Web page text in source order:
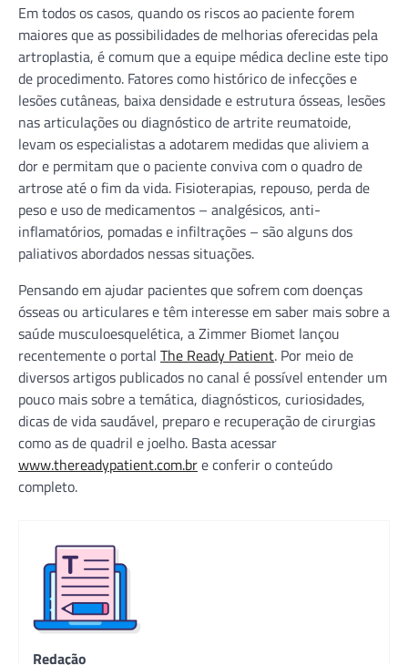
Em todos os casos, quando os riscos ao paciente forem
maiores que as possibilidades de melhorias oferecidas pela
artroplastia, é comum que a equipe médica decline este tipo
de procedimento. Fatores como histórico de infecções e
lesões cutâneas, baixa densidade e estrutura ósseas, lesões
nas articulações ou diagnóstico de artrite reumatoide,
levam os especialistas a adotarem medidas que aliviem a
dor e permitam que o paciente conviva com o quadro de
artrose até o fim da vida. Fisioterapias, repouso, perda de
peso e uso de medicamentos – analgésicos, anti-
inflamatórios, pomadas e infiltrações – são alguns dos
paliativos abordados nessas situações.
Pensando em ajudar pacientes que sofrem com doenças
ósseas ou articulares e têm interesse em saber mais sobre a
saúde musculoesquelética, a Zimmer Biomet lançou
recentemente o portal The Ready Patient. Por meio de
diversos artigos publicados no canal é possível entender um
pouco mais sobre a temática, diagnósticos, curiosidades,
dicas de vida saudável, preparo e recuperação de cirurgias
como as de quadril e joelho. Basta acessar
www.thereadypatient.com.bre conferir o conteúdo
completo.
Redação